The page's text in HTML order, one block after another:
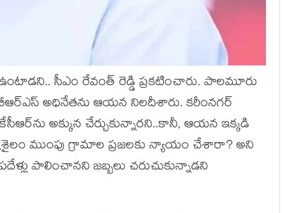
సీఎం రేవంత్ రెడ్డి ప్ర‌క‌టించారు. పాల‌మూరు
అధినేత‌ను ఆయ‌న నిల‌దీశారు. క‌రీంన‌గ‌ర్
అక్కున చేర్చుకున్నార‌ని..కానీ, ఆయ‌న ఇక్క‌డి
ముంపు గ్రామాల ప్ర‌జ‌ల‌కు న్యాయం చేశారా? అని
పాలించాన‌ని జ‌బ్బ‌లు చ‌రుచుకున్నాడ‌ని